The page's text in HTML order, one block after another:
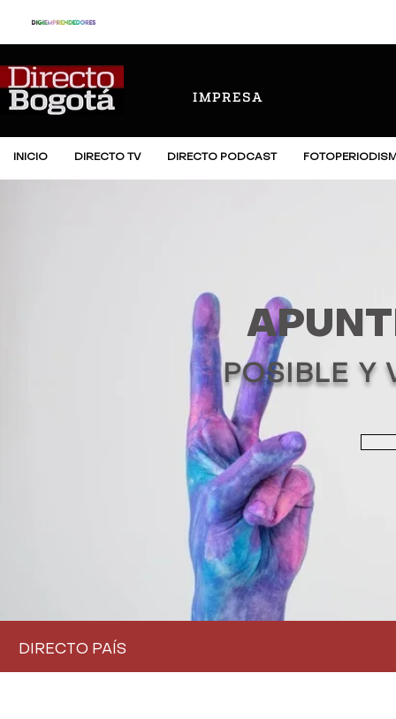
IMPRESA
INICIO DIRECTO TV DIRECTO PODCAST
POSIBLE Y
DIRECTO PAÍS